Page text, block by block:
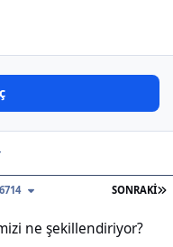
SONRAKI
ne şekillendiriyor?